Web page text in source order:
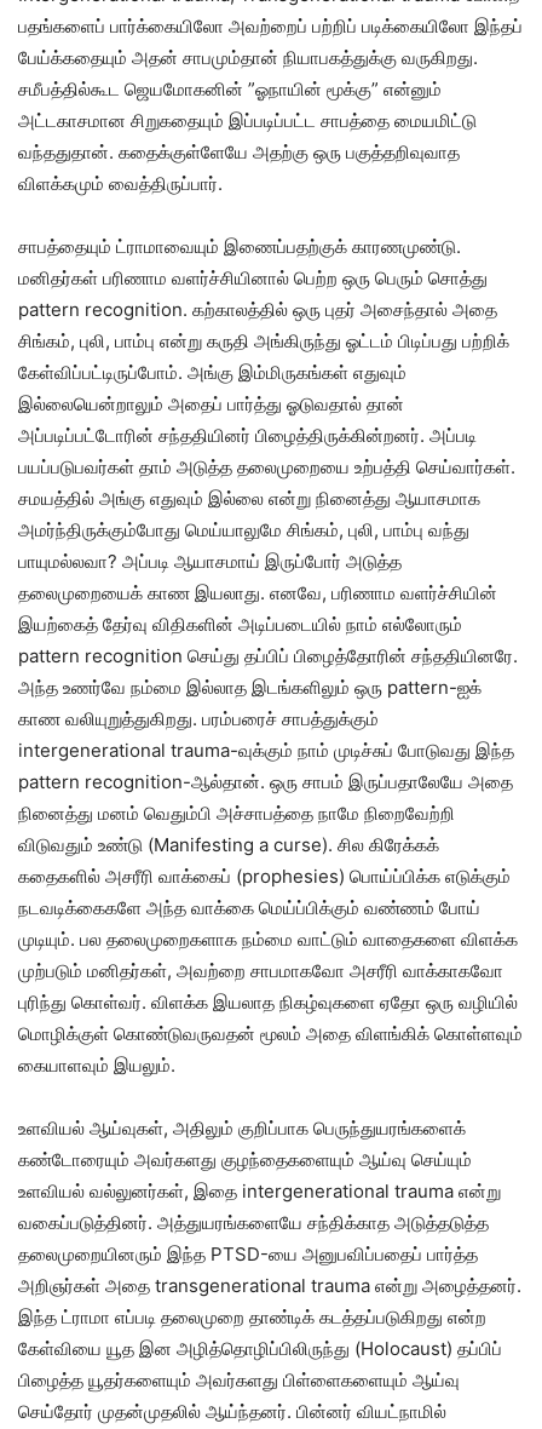
பதங்களைப் பார்க்கையிலோ அவற்றைப் பற்றிப் படிக்கையிலோ இந்தப்
பேய்க்கதையும் அதன் சாபமும்தான் நியாபகத்துக்கு வருகிறது.
சமீபத்தில்கூட ஜெயமோகனின் ”ஓநாயின் மூக்கு” என்னும்
அட்டகாசமான சிறுகதையும் இப்படிப்பட்ட சாபத்தை மையமிட்டு
வந்ததுதான். கதைக்குள்ளேயே அதற்கு ஒரு பகுத்தறிவுவாத
விளக்கமும் வைத்திருப்பார்.
சாபத்தையும் ட்ராமாவையும் இணைப்பதற்குக் காரணமுண்டு.
மனிதர்கள் பரிணாம வளர்ச்சியினால் பெற்ற ஒரு பெரும் சொத்து
pattern recognition. கற்காலத்தில் ஒரு புதர் அசைந்தால் அதை
சிங்கம், புலி, பாம்பு என்று கருதி அங்கிருந்து ஓட்டம் பிடிப்பது பற்றிக்
கேள்விப்பட்டிருப்போம். அங்கு இம்மிருகங்கள் எதுவும்
இல்லையென்றாலும் அதைப் பார்த்து ஓடுவதால் தான்
அப்படிப்பட்டோரின் சந்ததியினர் பிழைத்திருக்கின்றனர். அப்படி
பயப்படுபவர்கள் தாம் அடுத்த தலைமுறையை உற்பத்தி செய்வார்கள்.
சமயத்தில் அங்கு எதுவும் இல்லை என்று நினைத்து ஆயாசமாக
அமர்ந்திருக்கும்போது மெய்யாலுமே சிங்கம், புலி, பாம்பு வந்து
பாயுமல்லவா? அப்படி ஆயாசமாய் இருப்போர் அடுத்த
தலைமுறையைக் காண இயலாது. எனவே, பரிணாம வளர்ச்சியின்
இயற்கைத் தேர்வு விதிகளின் அடிப்படையில் நாம் எல்லோரும்
pattern recognition செய்து தப்பிப் பிழைத்தோரின் சந்ததியினரே.
அந்த உணர்வே நம்மை இல்லாத இடங்களிலும் ஒரு pattern-ஐக்
காண வலியுறுத்துகிறது. பரம்பரைச் சாபத்துக்கும்
intergenerational trauma-வுக்கும் நாம் முடிச்சுப் போடுவது இந்த
pattern recognition-ஆல்தான். ஒரு சாபம் இருப்பதாலேயே அதை
நினைத்து மனம் வெதும்பி அச்சாபத்தை நாமே நிறைவேற்றி
விடுவதும் உண்டு (Manifesting a curse). சில கிரேக்கக்
கதைகளில் அசரீரி வாக்கைப் (prophesies) பொய்ப்பிக்க எடுக்கும்
நடவடிக்கைகளே அந்த வாக்கை மெய்ப்பிக்கும் வண்ணம் போய்
முடியும். பல தலைமுறைகளாக நம்மை வாட்டும் வாதைகளை விளக்க
முற்படும் மனிதர்கள், அவற்றை சாபமாகவோ அசரீரி வாக்காகவோ
புரிந்து கொள்வர். விளக்க இயலாத நிகழ்வுகளை ஏதோ ஒரு வழியில்
மொழிக்குள் கொண்டுவருவதன் மூலம் அதை விளங்கிக் கொள்ளவும்
கையாளவும் இயலும்.
உளவியல் ஆய்வுகள், அதிலும் குறிப்பாக பெருந்துயரங்களைக்
கண்டோரையும் அவர்களது குழந்தைகளையும் ஆய்வு செய்யும்
உளவியல் வல்லுனர்கள், இதை intergenerational trauma என்று
வகைப்படுத்தினர். அத்துயரங்களையே சந்திக்காத அடுத்தடுத்த
தலைமுறையினரும் இந்த PTSD-யை அனுபவிப்பதைப் பார்த்த
அறிஞர்கள் அதை transgenerational trauma என்று அழைத்தனர்.
இந்த ட்ராமா எப்படி தலைமுறை தாண்டிக் கடத்தப்படுகிறது என்ற
கேள்வியை யூத இன அழித்தொழிப்பிலிருந்து (Holocaust) தப்பிப்
பிழைத்த யூதர்களையும் அவர்களது பிள்ளைகளையும் ஆய்வு
செய்தோர் முதன்முதலில் ஆய்ந்தனர். பின்னர் வியட்நாமில்